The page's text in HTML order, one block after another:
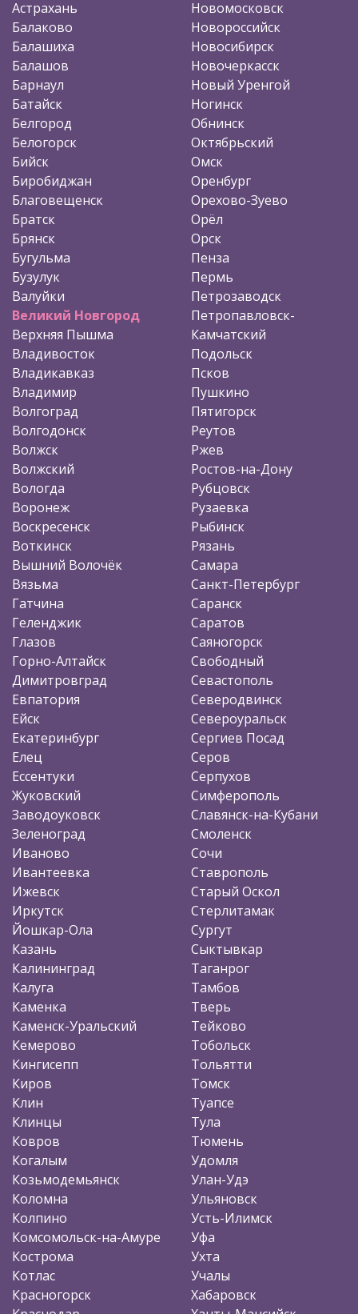
Астрахань
Балаково
Балашиха
Балашов
Барнаул
Батайск
Белгород
Белогорск
Бийск
Биробиджан
Благовещенск
Братск
Брянск
Бугульма
Бузулук
Валуйки
Великий Новгород
Верхняя Пышма
Владивосток
Владикавказ
Владимир
Волгоград
Волгодонск
Волжск
Волжский
Вологда
Воронеж
Воскресенск
Воткинск
Вышний Волочёк
Вязьма
Гатчина
Геленджик
Глазов
Горно-Алтайск
Димитровград
Евпатория
Ейск
Екатеринбург
Елец
Ессентуки
Жуковский
Заводоуковск
Зеленоград
Иваново
Ивантеевка
Ижевск
Иркутск
Йошкар-Ола
Казань
Калининград
Калуга
Каменка
Каменск-Уральский
Кемерово
Кингисепп
Киров
Клин
Клинцы
Ковров
Когалым
Козьмодемьянск
Коломна
Колпино
Комсомольск-на-Амуре
Кострома
Котлас
Красногорск
Новомосковск
Новороссийск
Новосибирск
Новочеркасск
Новый Уренгой
Ногинск
Обнинск
Октябрьский
Омск
Оренбург
Орехово-Зуево
Орёл
Орск
Пенза
Пермь
Петрозаводск
Петропавловск-
Камчатский
Подольск
Псков
Пушкино
Пятигорск
Реутов
Ржев
Ростов-на-Дону
Рубцовск
Рузаевка
Рыбинск
Рязань
Самара
Санкт-Петербург
Саранск
Саратов
Саяногорск
Свободный
Севастополь
Северодвинск
Североуральск
Сергиев Посад
Серов
Серпухов
Симферополь
Славянск-на-Кубани
Смоленск
Сочи
Ставрополь
Старый Оскол
Стерлитамак
Сургут
Сыктывкар
Таганрог
Тамбов
Тверь
Тейково
Тобольск
Тольятти
Томск
Туапсе
Тула
Тюмень
Удомля
Улан-Удэ
Ульяновск
Усть-Илимск
Уфа
Ухта
Учалы
Хабаровск